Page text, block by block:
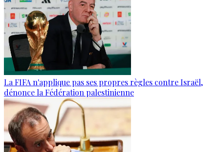
La FIFA n'applique pas ses propres règles contre Israël,
dénonce la Fédération palestinienne